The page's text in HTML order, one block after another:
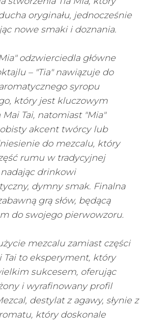
oryginału, jednocześnie
nowe smaki i doznania.
odzwierciedla główne
– "Tia" nawiązuje do
syropu
który jest kluczowym
Tai, natomiast "Mia"
akcent twórcy lub
do mezcalu, który
rumu w tradycyjnej
drinkowi
dymny smak. Finalna
grą słów, będącą
do swojego pierwowzoru.
mezcalu zamiast części
Tai to eksperyment, który
sukcesem, oferując
i wyrafinowany profil
destylat z agawy, słynie z
który doskonale